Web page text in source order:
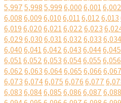
5,9975,9985,9996,0006,0016,002
6,0086,0096,0106,0116,0126,013
6,0196,0206,0216,0226,023
6,0296,0306,0316,0326,0336,034
6,0406,0416,0426,0436,0446,045
6,0516,0526,0536,0546,0556,056
6,0626,0636,0646,0656,0666,067
6,0736,0746,0756,0766,077
6,0836,0846,0856,0866,0876,088